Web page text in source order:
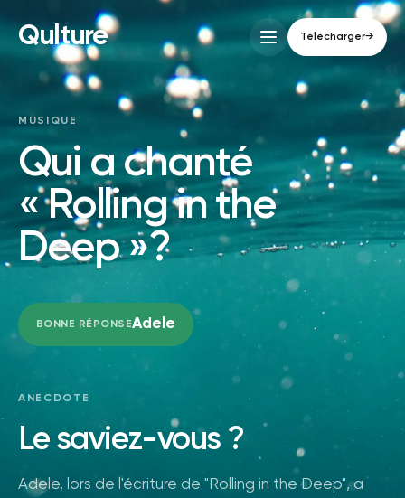
Qulture Télécharger→
MUSIQUE
Qui a chanté
« Rolling in the
Deep »?
BONNE RÉPONSEAdele
ANECDOTE
Le saviez-vous ?
Adele, lors de l'écriture de "Rolling in the Deep", a